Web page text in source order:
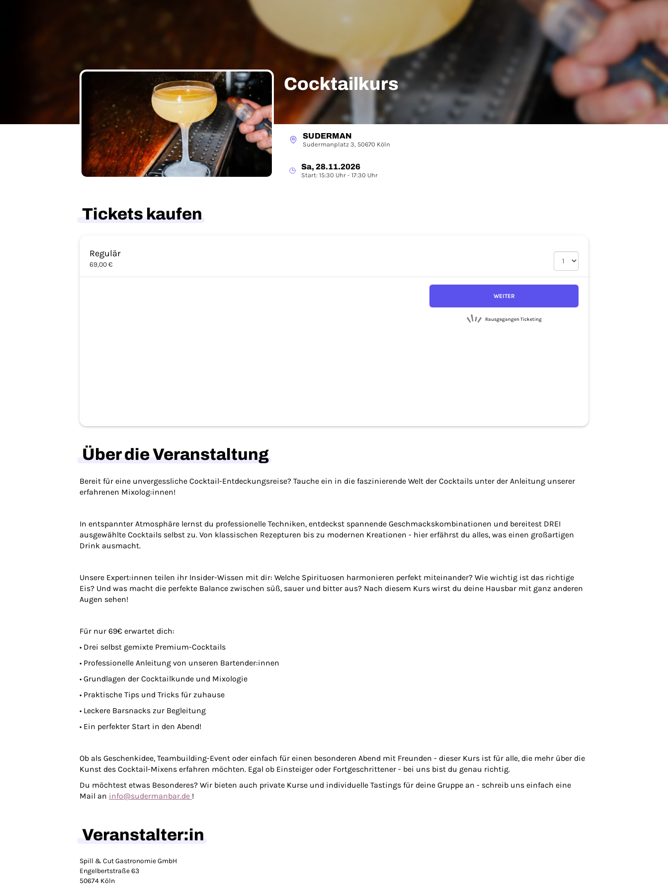
Cocktailkurs
SUDERMAN
Sudermanplatz 3, 50670 Köln
Sa, 28.11.2026
Start: 15:30 Uhr - 17:30 Uhr
Tickets kaufen
Regulär
69,00 €
WEITER
Rausgegangen Ticketing
Über die Veranstaltung
Bereit für eine unvergessliche Cocktail-Entdeckungsreise? Tauche ein in die faszinierende Welt der Cocktails unter der Anleitung unserer
erfahrenen Mixolog:innen!
In entspannter Atmosphäre lernst du professionelle Techniken, entdeckst spannende Geschmackskombinationen und bereitest DREI
ausgewählte Cocktails selbst zu. Von klassischen Rezepturen bis zu modernen Kreationen - hier erfährst du alles, was einen großartigen
Drink ausmacht.
Unsere Expert:innen teilen ihr Insider-Wissen mit dir: Welche Spirituosen harmonieren perfekt miteinander? Wie wichtig ist das richtige
Eis? Und was macht die perfekte Balance zwischen süß, sauer und bitter aus? Nach diesem Kurs wirst du deine Hausbar mit ganz anderen
Augen sehen!
Für nur 69€ erwartet dich:
• Drei selbst gemixte Premium-Cocktails
• Professionelle Anleitung von unseren Bartender:innen
• Grundlagen der Cocktailkunde und Mixologie
• Praktische Tips und Tricks für zuhause
• Leckere Barsnacks zur Begleitung
• Ein perfekter Start in den Abend!
Ob als Geschenkidee, Teambuilding-Event oder einfach für einen besonderen Abend mit Freunden - dieser Kurs ist für alle, die mehr über die
Kunst des Cocktail-Mixens erfahren möchten. Egal ob Einsteiger oder Fortgeschrittener - bei uns bist du genau richtig.
Du möchtest etwas Besonderes? Wir bieten auch private Kurse und individuelle Tastings für deine Gruppe an - schreib uns einfach eine
Mail an info@sudermanbar.de !
Veranstalter:in
Spill & Cut Gastronomie GmbH
Engelbertstraße 63
50674 Köln